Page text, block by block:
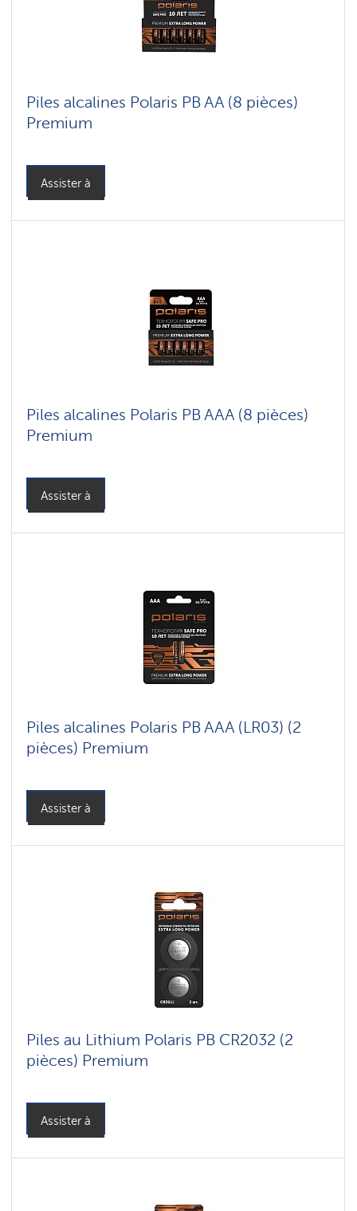
Piles alcalines Polaris PB AA (8 pièces)
Premium
Assister à
Piles alcalines Polaris PB AAA (8 pièces)
Premium
Assister à
Piles alcalines Polaris PB AAA (LR03) (2
pièces) Premium
Assister à
Piles au Lithium Polaris PB CR2032 (2
pièces) Premium
Assister à